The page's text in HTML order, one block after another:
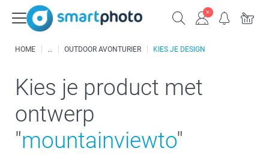
HOME OUTDOOR AVONTURIER KIES JE DESIGN
Kies je product met
ontwerp
"mountainviewto"